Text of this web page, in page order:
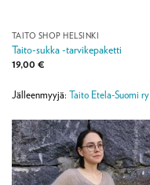
TAITO SHOP HELSINKI
Taito-sukka -tarvikepaketti
19,00 €
Jälleenmyyjä: Taito Etela-Suomi ry